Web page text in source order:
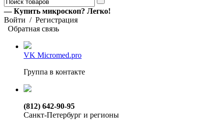
— Купить микроскоп? Легко!
Войти / Регистрация
Обратная связь
VK Micromed.pro
Группа в контакте
(812) 642-90-95
Санкт-Петербург и регионы